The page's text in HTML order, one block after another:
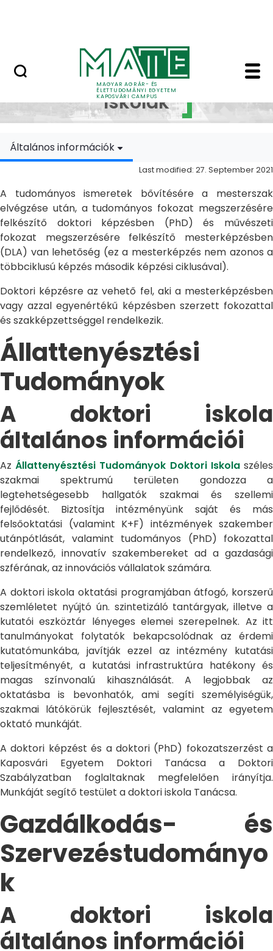
MAGYAR AGRÁR- ÉS
ÉLETTUDOMÁNYI EGYETEM
KAPOSVÁRI CAMPUS
Doktori Iskolák -
Doktori
Iskolák
Általános információk
Last modified: 27. September 2021
A tudományos ismeretek bővítésére a mesterszak
elvégzése után, a tudományos fokozat megszerzésére
felkészítő doktori képzésben (PhD) és művészeti
fokozat megszerzésére felkészítő mesterképzésben
(DLA) van lehetőség (ez a mesterképzés nem azonos a
többciklusú képzés második képzési ciklusával).
Doktori képzésre az vehető fel, aki a mesterképzésben
vagy azzal egyenértékű képzésben szerzett fokozattal
és szakképzettséggel rendelkezik.
Állattenyésztési
Tudományok
A doktori iskola
általános információi
AzÁllattenyésztési Tudományok Doktori Iskolaszéles
szakmai spektrumú területen gondozza a
legtehetségesebb hallgatók szakmai és szellemi
fejlődését. Biztosítja intézményünk saját és más
felsőoktatási (valamint K+F) intézmények szakember
utánpótlását, valamint tudományos (PhD) fokozattal
rendelkező, innovatív szakembereket ad a gazdasági
szférának, az innovációs vállalatok számára.
A doktori iskola oktatási programjában átfogó, korszerű
szemléletet nyújtó ún. szintetizáló tantárgyak, illetve a
kutatói eszköztár lényeges elemei szerepelnek. Az itt
tanulmányokat folytatók bekapcsolódnak az érdemi
kutatómunkába, javítják ezzel az intézmény kutatási
teljesítményét, a kutatási infrastruktúra hatékony és
magas színvonalú kihasználását. A legjobbak az
oktatásba is bevonhatók, ami segíti személyiségük,
szakmai látókörük fejlesztését, valamint az egyetem
oktató munkáját.
A doktori képzést és a doktori (PhD) fokozatszerzést a
Kaposvári Egyetem Doktori Tanácsa a Doktori
Szabályzatban foglaltaknak megfelelően irányítja.
Munkáját segítő testület a doktori iskola Tanácsa.
Gazdálkodás- és
Szervezéstudományo
k
A doktori iskola
általános információi